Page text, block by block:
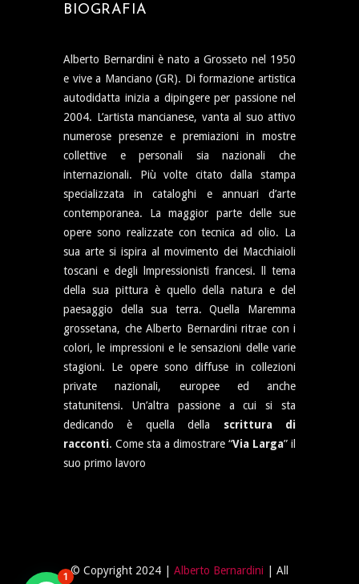
BIOGRAFIA
Alberto Bernardini è nato a Grosseto nel 1950
e vive a Manciano (GR). Di formazione artistica
autodidatta inizia a dipingere per passione nel
2004. L’artista mancianese, vanta al suo attivo
numerose presenze e premiazioni in mostre
collettive e personali sia nazionali che
internazionali. Più volte citato dalla stampa
specializzata in cataloghi e annuari d’arte
contemporanea. La maggior parte delle sue
opere sono realizzate con tecnica ad olio. La
sua arte si ispira al movimento dei Macchiaioli
toscani e degli lmpressionisti francesi. ll tema
della sua pittura è quello della natura e del
paesaggio della sua terra. Quella Maremma
grossetana, che Alberto Bernardini ritrae con i
colori, le impressioni e le sensazioni delle varie
stagioni. Le opere sono diffuse in collezioni
private nazionali, europee ed anche
statunitensi. Un’altra passione a cui si sta
dedicando è quella della scrittura di
racconti. Come sta a dimostrare “Via Larga” il
suo primo lavoro
© Copyright 2024 | Alberto Bernardini | All
1